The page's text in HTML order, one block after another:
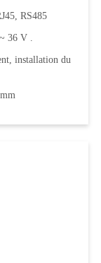
RS485
36 V .
installation du